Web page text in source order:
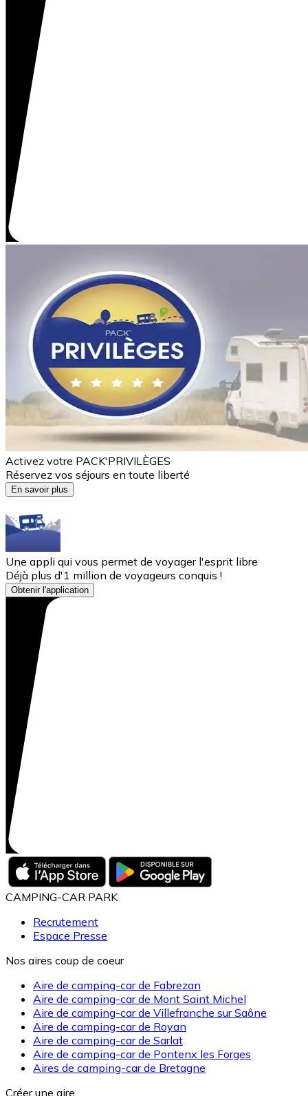
Activez votre PACK'PRIVILÈGES
Réservez vos séjours en toute liberté
En savoir plus
Une appli qui vous permet de voyager l'esprit libre
Déjà plus d'1 million de voyageurs conquis !
Obtenir l'application
CAMPING-CAR PARK
Recrutement
Espace Presse
Nos aires coup de coeur
Aire de camping-car de Fabrezan
Aire de camping-car de Mont Saint Michel
Aire de camping-car de Villefranche sur Saône
Aire de camping-car de Royan
Aire de camping-car de Sarlat
Aire de camping-car de Pontenx les Forges
Aires de camping-car de Bretagne
Créer une aire